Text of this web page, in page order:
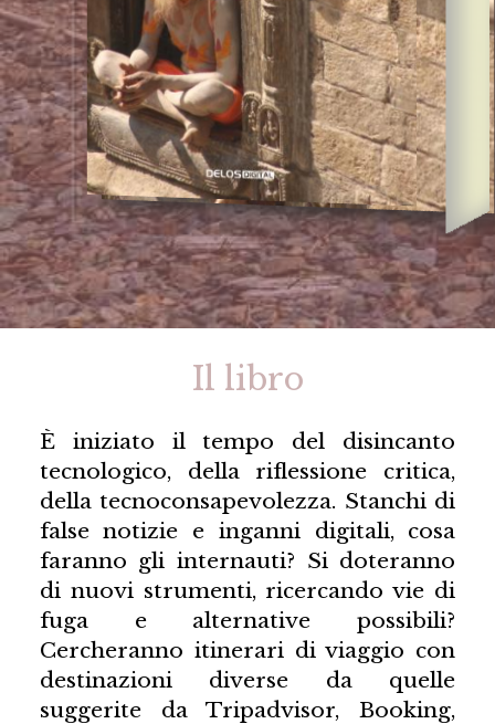
Il libro
È iniziato il tempo del disincanto
tecnologico, della riflessione critica,
della tecnoconsapevolezza. Stanchi di
false notizie e inganni digitali, cosa
faranno gli internauti? Si doteranno
di nuovi strumenti, ricercando vie di
fuga e alternative possibili?
Cercheranno itinerari di viaggio con
destinazioni diverse da quelle
suggerite da Tripadvisor, Booking,